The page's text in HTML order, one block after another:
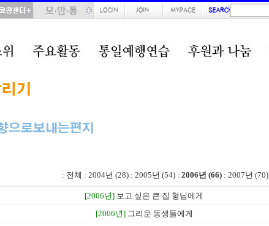
: 전체 : 2004년 (28) : 2005년 (54) : 2006년 (66) : 2007년 (70)
[2006년] 보고 싶은 큰 집 형님에게
[2006년] 그리운 동생들에게